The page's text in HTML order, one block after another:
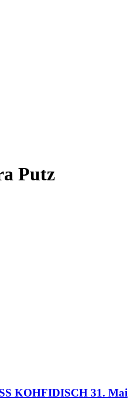
Putz
KOHFIDISCH 31. Mai